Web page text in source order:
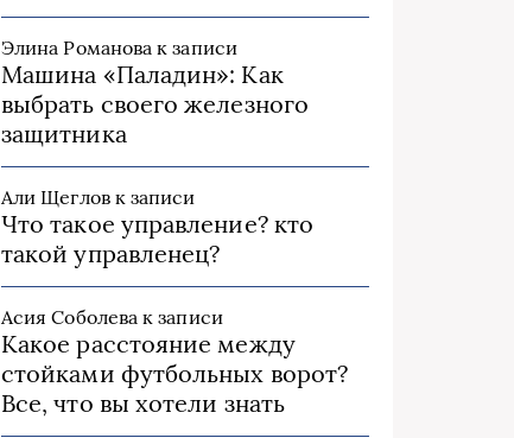
Элина Романова к записи
Машина «Паладин»: Как
выбрать своего железного
защитника
Али Щегловк записи
Что такое управление? кто
такой управленец?
Асия Соболева к записи
Какое расстояние между
стойками футбольных ворот?
Все, что вы хотели знать